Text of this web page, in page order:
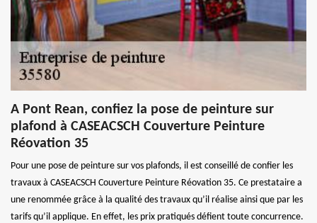
A Pont Rean, confiez la pose de peinture sur
plafond à CASEACSCH Couverture Peinture
Réovation 35
Pour une pose de peinture sur vos plafonds, il est conseillé de confier les
travaux à CASEACSCH Couverture Peinture Réovation 35. Ce prestataire a
une renommée grâce à la qualité des travaux qu’il réalise ainsi que par les
tarifs qu’il applique. En effet, les prix pratiqués défient toute concurrence.